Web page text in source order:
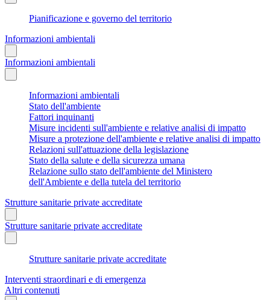
Pianificazione e governo del territorio
Informazioni ambientali
Informazioni ambientali
Informazioni ambientali
Stato dell'ambiente
Fattori inquinanti
Misure incidenti sull'ambiente e relative analisi di impatto
Misure a protezione dell'ambiente e relative analisi di impatto
Relazioni sull'attuazione della legislazione
Stato della salute e della sicurezza umana
Relazione sullo stato dell'ambiente del Ministero
dell'Ambiente e della tutela del territorio
Strutture sanitarie private accreditate
Strutture sanitarie private accreditate
Strutture sanitarie private accreditate
Interventi straordinari e di emergenza
Altri contenuti